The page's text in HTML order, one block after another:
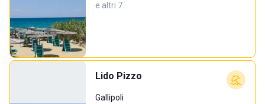
e altri 7…
Lido Pizzo
Gallipoli